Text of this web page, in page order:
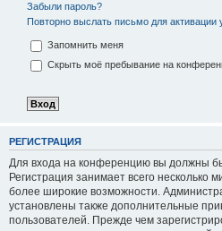
Забыли пароль?
Повторно выслать письмо для активации
Запомнить меня
Скрыть моё пребывание на
РЕГИСТРАЦИЯ
Для входа на конференцию вы должны
Регистрация занимает всего несколько
более широкие возможности.
установлены также дополнительные
пользователей. Прежде чем